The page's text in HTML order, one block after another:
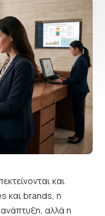
και
και brands, η
αλλά η